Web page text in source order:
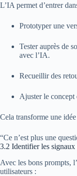
L’IA permet d’entrer
Prototyper une
Tester auprès de
avec l’IA.
Recueillir des
Ajuster le concept
Cela transforme une idée
“Ce n’est plus une
3.2 Identifier les
Avec les bons prompts,
utilisateurs :